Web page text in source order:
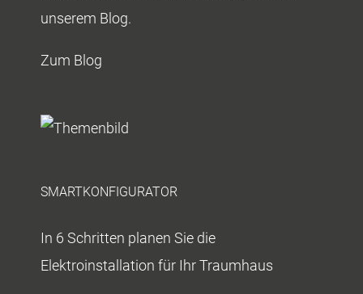
unserem Blog.
Zum Blog
SMARTKONFIGURATOR
In 6 Schritten planen Sie die
Elektroinstallation für Ihr Traumhaus